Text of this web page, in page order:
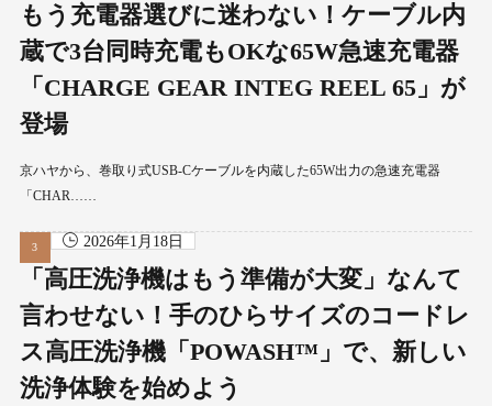
もう充電器選びに迷わない！ケーブル内
蔵で3台同時充電もOKな65W急速充電器
「CHARGE GEAR INTEG REEL 65」が
登場
京ハヤから、巻取り式USB-Cケーブルを内蔵した65W出力の急速充電器
「CHAR……
2026年1月18日
「高圧洗浄機はもう準備が大変」なんて
言わせない！手のひらサイズのコードレ
ス高圧洗浄機「POWASH™」で、新しい
洗浄体験を始めよう